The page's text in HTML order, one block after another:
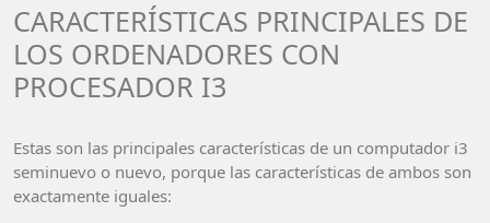
CARACTERÍSTICAS PRINCIPALES DE
LOS ORDENADORES CON
PROCESADOR I3
Estas son las principales características de un computador i3
seminuevo o nuevo, porque las características de ambos son
exactamente iguales: